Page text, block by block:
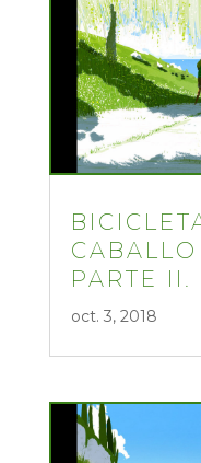
PARTE II.
oct. 3, 2018